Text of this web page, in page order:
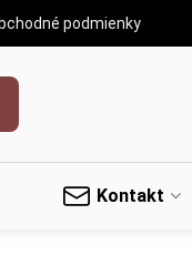
podmienky
Kontakt